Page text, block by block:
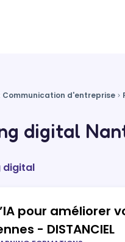
d'entreprise
digital
digital
pour améliorer
- DISTANCIEL